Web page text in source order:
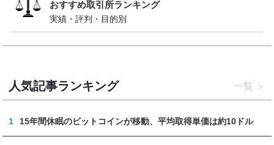
おすすめ取引所ランキング
実績・評判・目的別
人気記事ランキング 一覧
1 15年間休眠のビットコインが移動、平均取得単価は約10ドル